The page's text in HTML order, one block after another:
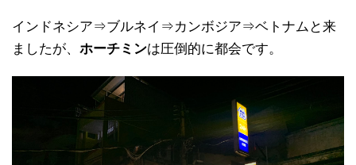
インドネシア⇒ブルネイ⇒カンボジア⇒ベトナムと来
ましたが、 ホーチミンは圧倒的に都会です。